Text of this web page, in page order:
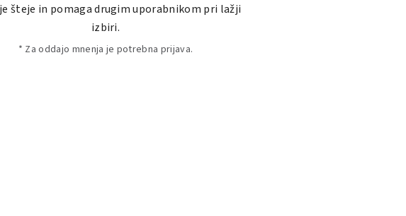
šteje in pomaga drugim uporabnikom pri lažji
izbiri.
* Za oddajo mnenja je potrebna prijava.